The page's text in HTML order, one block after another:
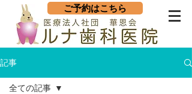
ご予約はこちら
記事
全ての記事